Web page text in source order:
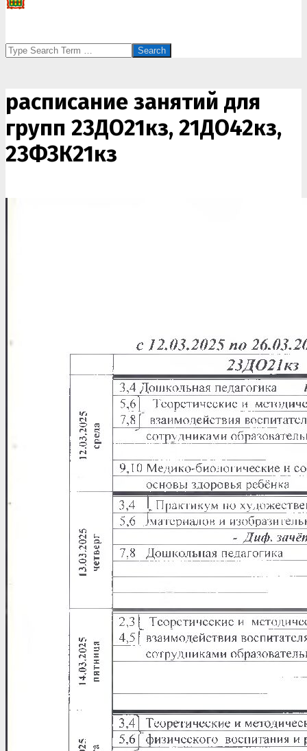
Search
расписание занятий для
групп 23ДО21кз, 21ДО42кз,
23ФЗК21кз